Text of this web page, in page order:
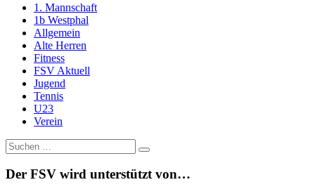
1. Mannschaft
1b Westphal
Allgemein
Alte Herren
Fitness
FSV Aktuell
Jugend
Tennis
U23
Verein
Suche
nach:
Der FSV wird unterstützt von…